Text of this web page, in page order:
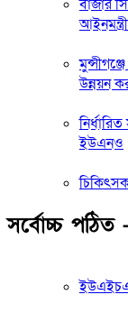
বাজার
আইনমন্ত্রী
উন্নয়ন
ইউএনও
সর্বোচ্চ পঠিত